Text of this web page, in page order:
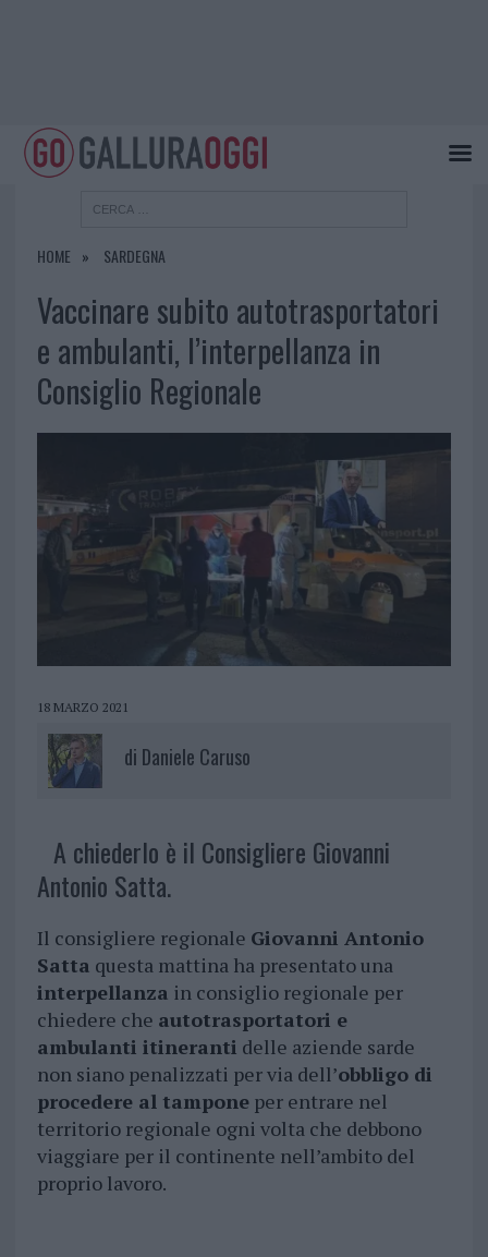
HOME SARDEGNA
Vaccinare subito autotrasportatori
e ambulanti, l’interpellanza in
Consiglio Regionale
18 MARZO 2021
di Daniele Caruso
A chiederlo è il Consigliere Giovanni
Antonio Satta.
Il consigliere regionale Giovanni Antonio
Satta questa mattina ha presentato una
interpellanza in consiglio regionale per
chiedere che autotrasportatori e
ambulanti itineranti delle aziende sarde
non siano penalizzati per via dell’obbligo di
procedere al tamponeper entrare nel
territorio regionale ogni volta che debbono
viaggiare per il continente nell’ambito del
proprio lavoro.